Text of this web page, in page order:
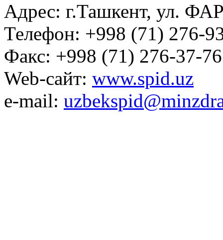
Адрес: г.Ташкент, ул.
Телефон: +998 (71) 276-
Факс: +998 (71) 276-37-76
Web-сайт: www.spid.uz
e-mail: